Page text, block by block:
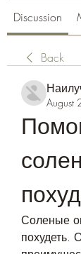
Discussion
Back
August
Соленые
похудеть.